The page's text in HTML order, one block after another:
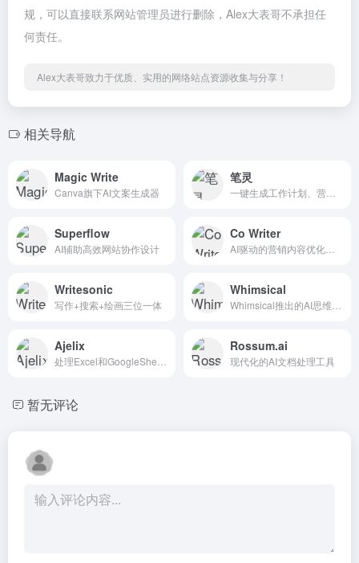
规，可以直接联系网站管理员进行删除，Alex大表哥不承担任
何责任。
Alex大表哥致力于优质、实用的网络站点资源收集与分享！
相关导航
Magic Write
Canva旗下AI文案生成器
笔灵
Superflow
AI辅助高效网站协作设计
Co Writer
Writesonic
写作+搜索+绘画三位一体
Whimsical
Ajelix Rossum.ai
现代化的AI文档处理工具
暂无评论